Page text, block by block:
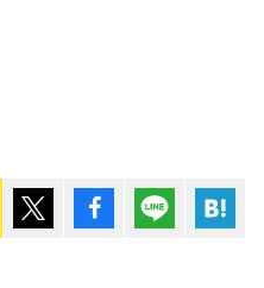
ポスト シェア Lineで送